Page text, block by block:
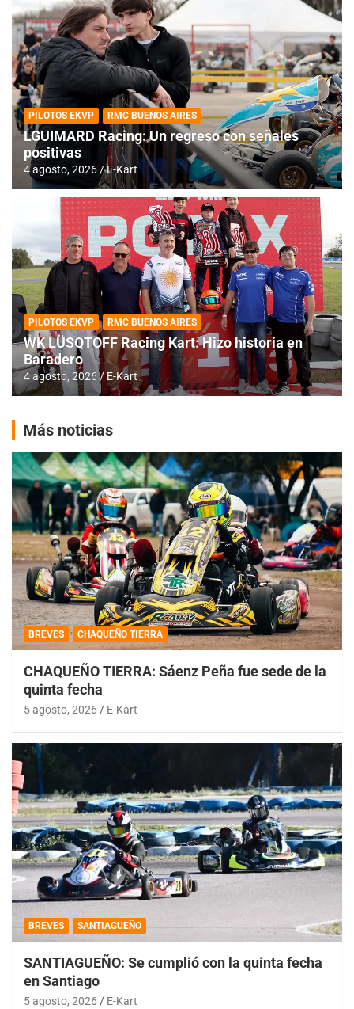
PILOTOS EKVP RMC BUENOS AIRES
LGUIMARD Racing: Un regreso con señales
positivas
4 agosto, 2026 E-Kart
PILOTOS EKVP RMC BUENOS AIRES
WK LÜSQTOFF Racing Kart: Hizo historia en
Baradero
4 agosto, 2026 E-Kart
Más noticias
BREVES CHAQUEÑO TIERRA
CHAQUEÑO TIERRA: Sáenz Peña fue sede de la
quinta fecha
5 agosto, 2026 E-Kart
BREVES SANTIAGUEÑO
SANTIAGUEÑO: Se cumplió con la quinta fecha
en Santiago
5 agosto, 2026 E-Kart